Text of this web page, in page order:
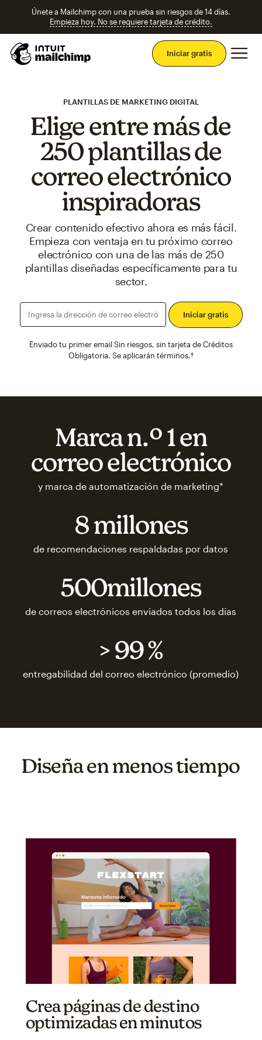
Únete a Mailchimp con una prueba sin riesgos de 14 días.
Empieza hoy. No se requiere tarjeta de crédito.
Iniciar gratis
PLANTILLAS DE MARKETING DIGITAL
Elige entre más de
250 plantillas de
correo electrónico
inspiradoras
Crear contenido efectivo ahora es más fácil.
Empieza con ventaja en tu próximo correo
electrónico con una de las más de 250
plantillas diseñadas específicamente para tu
sector.
Ingresa la dirección de correo
Enviado tu primer email Sin riesgos, sin tarjeta de Créditos
Obligatoria. Se aplicarán términos.†
Marca n.º 1 en
correo electrónico
y marca de automatización de marketing*
8 millones
de recomendaciones respaldadas por datos
500millones
de correos electrónicos enviados todos los días
> 99 %
entregabilidad del correo electrónico (promedio)
Diseña en menos tiempo
Crea páginas de destino
optimizadas en minutos